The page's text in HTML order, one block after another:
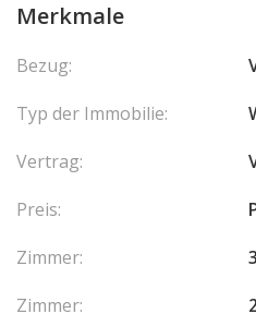
deux balcons bénéficiant d’une
que de salles de bains élégantes
en main.
Merkmale
Bezug:
Typ der Immobilie:
Vertrag:
Preis:
Zimmer:
3
Zimmer: